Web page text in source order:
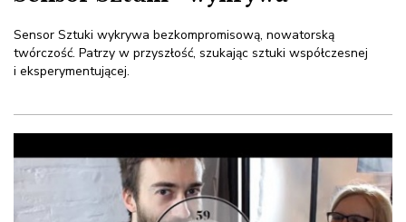
Sensor Sztuki wykrywa bezkompromisową, nowatorską
twórczość. Patrzy w przyszłość, szukając sztuki współczesnej
i eksperymentującej.